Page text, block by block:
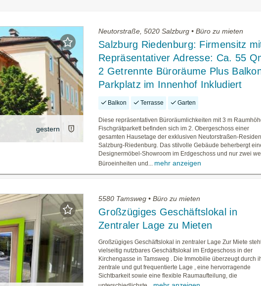
gestern
Neutorstraße, 5020 Salzburg • Büro zu mieten
Salzburg Riedenburg: Firmensitz
Repräsentativer Adresse: Ca. 55
2 Getrennte Büroräume Plus
Parkplatz im Innenhof Inkludiert
Balkon Terrasse Garten
Diese repräsentativen Büroräumlichkeiten mit 3 m
Fischgrätparkett befinden sich im 2. Obergeschoss einer
gesamten Hausetage der exklusiven Neutorstraßen-
Salzburg-Riedenburg. Das stilvolle Gebäude beherbergt
Designermöbel-Showroom im Erdgeschoss und nur zwei
Büroeinheiten und... mehr anzeigen
5580 Tamsweg • Büro zu mieten
Großzügiges Geschäftslokal in
Zentraler Lage zu Mieten
Großzügiges Geschäftslokal in zentraler Lage Zur Miete
vielseitig nutzbares Geschäftslokal im Erdgeschoss in der
Kirchengasse in Tamsweg . Die Immobilie überzeugt durch
zentrale und gut frequentierte Lage , eine hervorragende
Sichtbarkeit sowie eine flexible Raumaufteilung, die